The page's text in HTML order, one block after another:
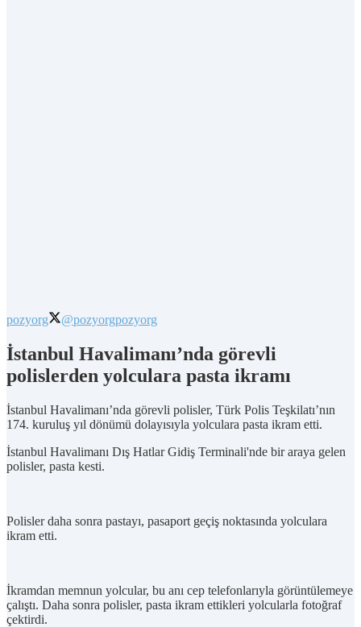
pozyorg @pozyorgpozyorg
İstanbul Havalimanı’nda görevli
polislerden yolculara pasta ikramı
İstanbul Havalimanı’nda görevli polisler, Türk Polis Teşkilatı’nın
174. kuruluş yıl dönümü dolayısıyla yolculara pasta ikram etti.
İstanbul Havalimanı Dış Hatlar Gidiş Terminali'nde bir araya gelen
polisler, pasta kesti.
Polisler daha sonra pastayı, pasaport geçiş noktasında yolculara
ikram etti.
İkramdan memnun yolcular, bu anı cep telefonlarıyla görüntülemeye
çalıştı. Daha sonra polisler, pasta ikram ettikleri yolcularla fotoğraf
çektirdi.